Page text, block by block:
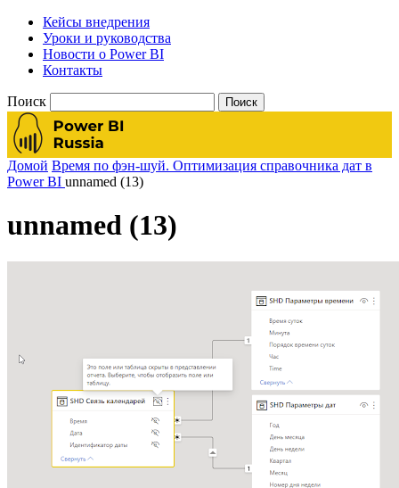
Кейсы внедрения
Уроки и руководства
Новости о Power BI
Контакты
Поиск
Домой Время по фэн-шуй. Оптимизация справочника дат в
Power BI unnamed (13)
unnamed (13)